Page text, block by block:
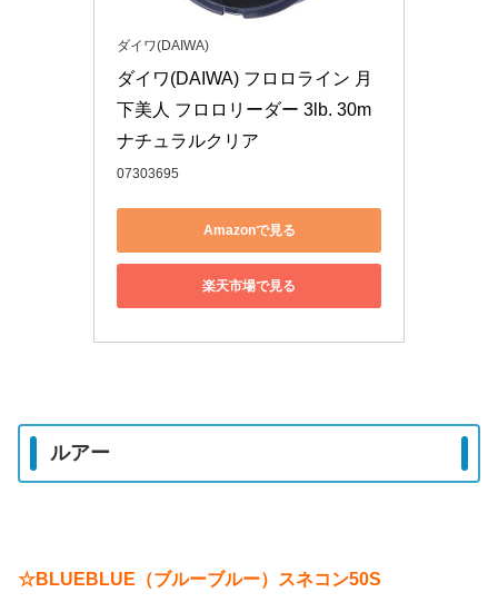
ダイワ(DAIWA)
ダイワ(DAIWA) フロロライン 月
下美人 フロロリーダー 3lb. 30m
ナチュラルクリア
07303695
Amazonで見る
楽天市場で見る
ルアー
☆BLUEBLUE（ブルーブルー）スネコン50S